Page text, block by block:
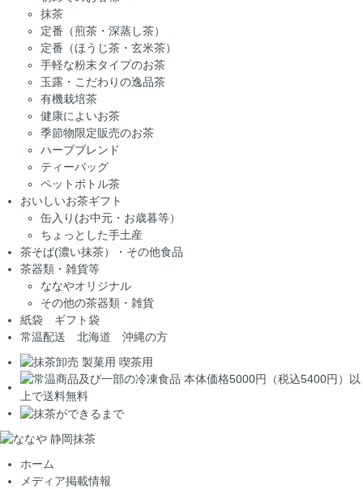
抹茶
定番（煎茶・深蒸し茶）
定番（ほうじ茶・玄米茶）
手軽な粉末タイプのお茶
玉露・こだわりの逸品茶
有機栽培茶
健康によいお茶
季節物限定販売のお茶
ハーブブレンド
ティーバッグ
ペットボトル茶
おいしいお茶ギフト
缶入り(お中元・お歳暮等）
ちょっとした手土産
茶そば(濃い抹茶）・その他食品
茶器類・雑貨等
ななやオリジナル
その他の茶器類・雑貨
紙袋 ギフト袋
常温配送 北海道 沖縄の方
ホーム
メディア掲載情報